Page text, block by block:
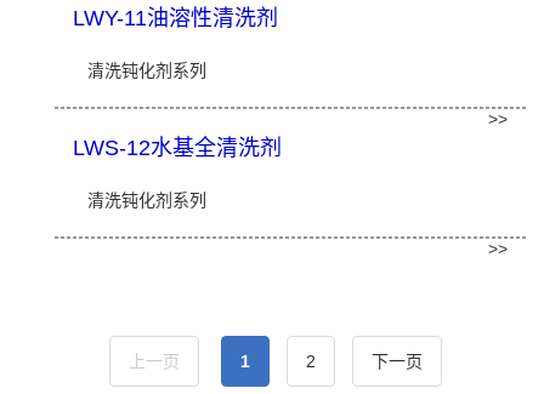
LWY-11油溶性清洗剂
清洗钝化剂系列
>>
LWS-12水基全清洗剂
清洗钝化剂系列
>>
上一页 1 2 下一页